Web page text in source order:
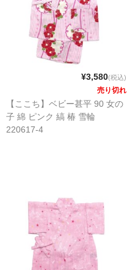
¥3,580(税込)
売り切れ
【ここち】ベビー甚平 90 女の
子 綿 ピンク 縞 椿 雪輪
220617-4